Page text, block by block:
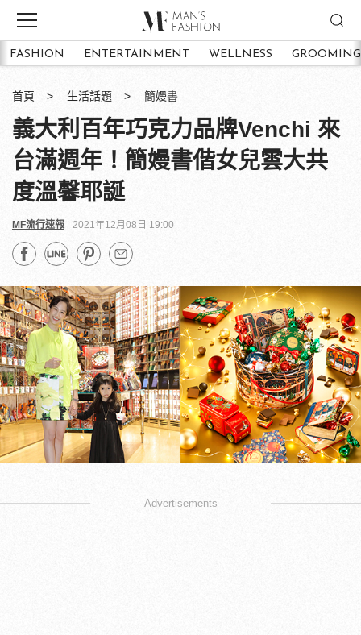
FASHION ENTERTAINMENT WELLNESS GROOMING
首頁 生活話題 簡嫚書
義大利百年巧克力品牌Venchi 來
台滿週年！簡嫚書偕女兒雲大共
度溫馨耶誕
MF流行速報 2021年12月08日 19:00
Advertisements